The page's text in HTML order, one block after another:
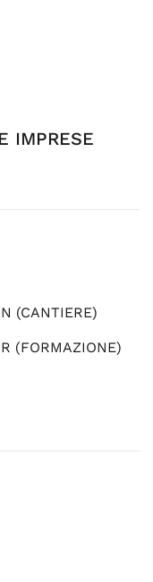
IMPRESE
(CANTIERE)
(FORMAZIONE)